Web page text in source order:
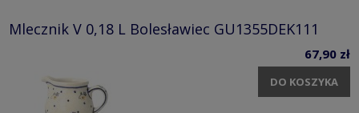
Mlecznik V 0,18 L Bolesławiec GU1355DEK111
67,90 zł
DO KOSZYKA